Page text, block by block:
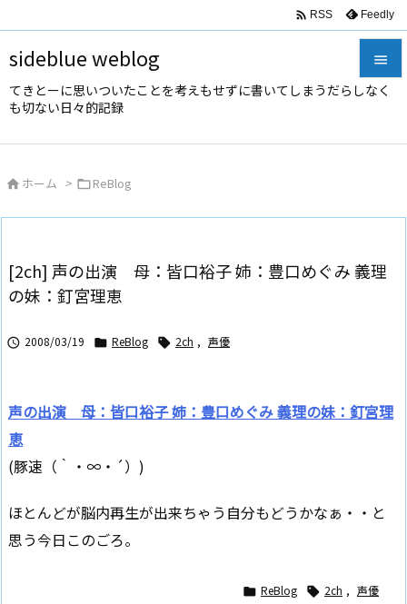
sideblue weblog
てきとーに思いついたことを考えもせずに書いてしまうだらしなく
も切ない日々的記録



次へ
 RSS Feedly
 ホーム > ReBlog
[2ch] 声の出演 母：皆口裕子 姉：豊口めぐみ 義理
の妹：釘宮理恵
 2008/03/19  ReBlog  2ch , 声優
声の出演 母：皆口裕子 姉：豊口めぐみ 義理の妹：釘宮理
恵
(豚速（｀・∞・´）)
ほとんどが脳内再生が出来ちゃう自分もどうかなぁ・・と
思う今日このごろ。
 ReBlog  2ch , 声優